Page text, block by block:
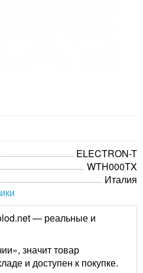
ELECTRON-T
WTH000TX
Италия
— реальные и
значит товар
и доступен к покупке.